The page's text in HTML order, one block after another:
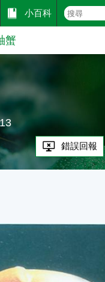
小百科
蟹
錯誤回報